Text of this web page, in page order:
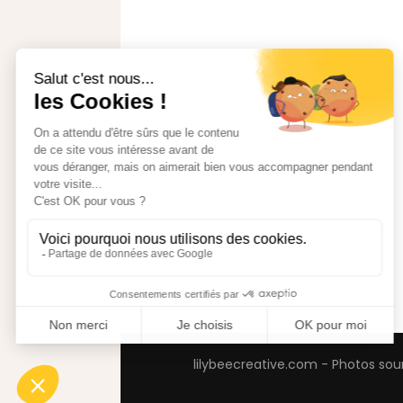
[instagram-feed]
lilybeecreative.com - Photos